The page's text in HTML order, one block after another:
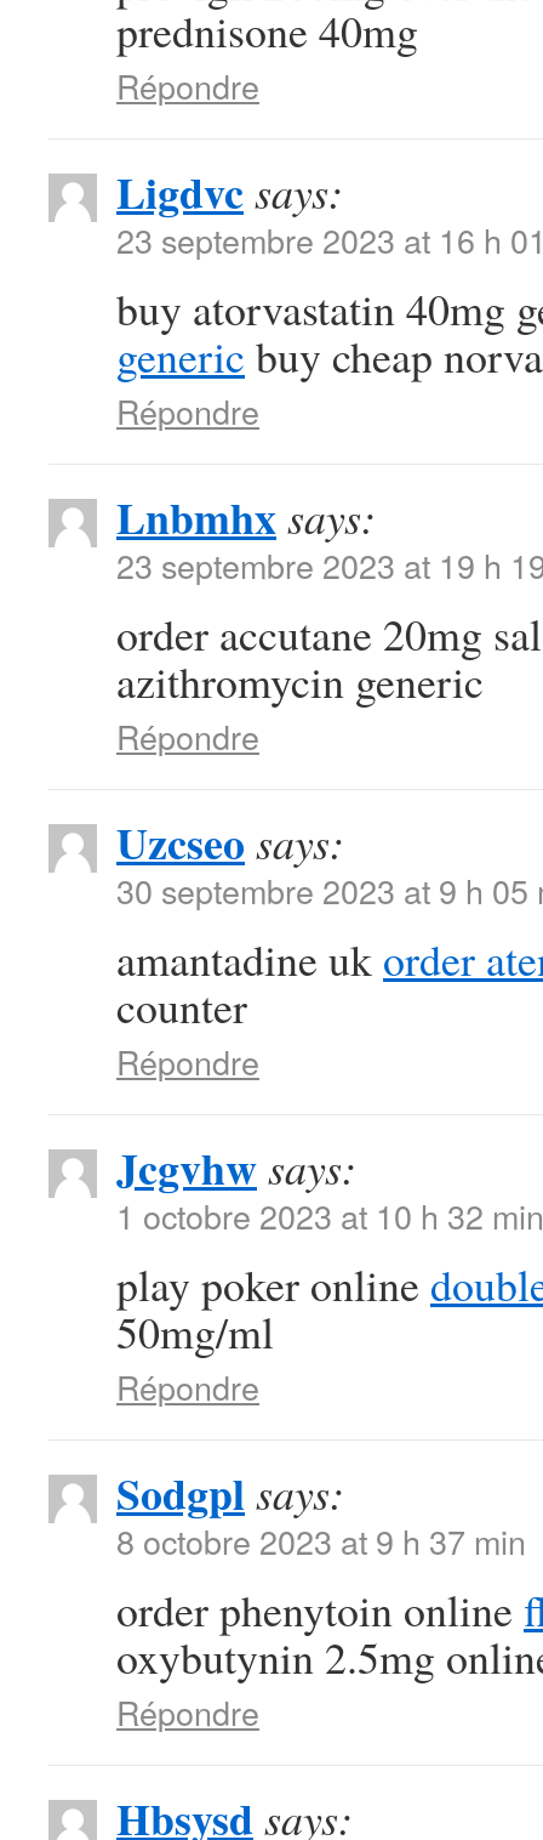
prednisone 40mg
Répondre
Ligdvcsays:
23 septembre 2023 at 16 h
buy atorvastatin 40mg
generic buy cheap
Répondre
Lnbmhxsays:
23 septembre 2023 at 19 h
order accutane 20mg
azithromycin generic
Répondre
Uzcseo says:
30 septembre 2023 at 9 h 05
amantadine uk order
counter
Répondre
Jcgvhwsays:
1 octobre 2023 at 10 h 32 min
play poker online
50mg/ml
Répondre
Sodgplsays:
8 octobre 2023 at 9 h 37 min
order phenytoin online
oxybutynin 2.5mg
Répondre
Hbsysdsays: